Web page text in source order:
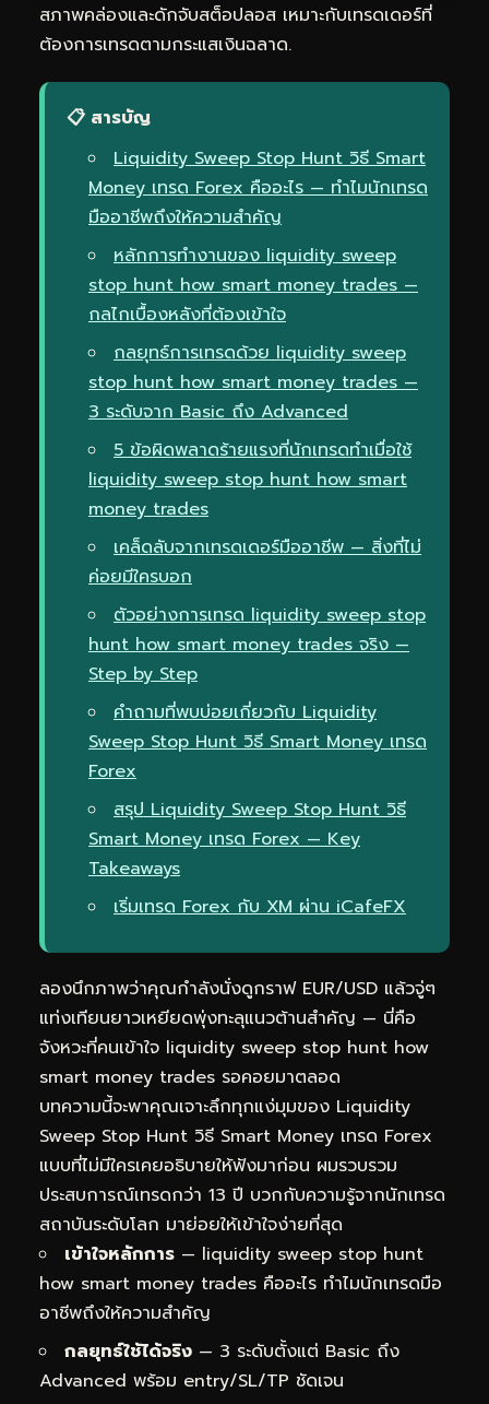
สภาพคล่องและดักจับสต็อปลอส เหมาะกับเทรดเดอร์ที่
ต้องการเทรดตามกระแสเงินฉลาด.
📋 สารบัญ
Liquidity Sweep Stop Hunt วิธี Smart
Money เทรด Forex คืออะไร — ทำไมนักเทรด
มืออาชีพถึงให้ความสำคัญ
หลักการทำงานของ liquidity sweep
stop hunt how smart money trades —
กลไกเบื้องหลังที่ต้องเข้าใจ
กลยุทธ์การเทรดด้วย liquidity sweep
stop hunt how smart money trades —
3 ระดับจาก Basic ถึง Advanced
5 ข้อผิดพลาดร้ายแรงที่นักเทรดทำเมื่อใช้
liquidity sweep stop hunt how smart
money trades
เคล็ดลับจากเทรดเดอร์มืออาชีพ — สิ่งที่ไม่
ค่อยมีใครบอก
ตัวอย่างการเทรด liquidity sweep stop
hunt how smart money trades จริง —
Step by Step
คำถามที่พบบ่อยเกี่ยวกับ Liquidity
Sweep Stop Hunt วิธี Smart Money เทรด
Forex
สรุป Liquidity Sweep Stop Hunt วิธี
Smart Money เทรด Forex — Key
Takeaways
เริ่มเทรด Forex กับ XM ผ่าน iCafeFX
ลองนึกภาพว่าคุณกำลังนั่งดูกราฟ EUR/USD แล้วจู่ๆ
แท่งเทียนยาวเหยียดพุ่งทะลุแนวต้านสำคัญ — นี่คือ
จังหวะที่คนเข้าใจ liquidity sweep stop hunt how
smart money trades รอคอยมาตลอด
บทความนี้จะพาคุณเจาะลึกทุกแง่มุมของ Liquidity
Sweep Stop Hunt วิธี Smart Money เทรด Forex
แบบที่ไม่มีใครเคยอธิบายให้ฟังมาก่อน ผมรวบรวม
ประสบการณ์เทรดกว่า 13 ปี บวกกับความรู้จากนักเทรด
สถาบันระดับโลก มาย่อยให้เข้าใจง่ายที่สุด
เข้าใจหลักการ — liquidity sweep stop hunt
how smart money trades คืออะไร ทำไมนักเทรดมือ
อาชีพถึงให้ความสำคัญ
กลยุทธ์ใช้ได้จริง — 3 ระดับตั้งแต่ Basic ถึง
Advanced พร้อม entry/SL/TP ชัดเจน